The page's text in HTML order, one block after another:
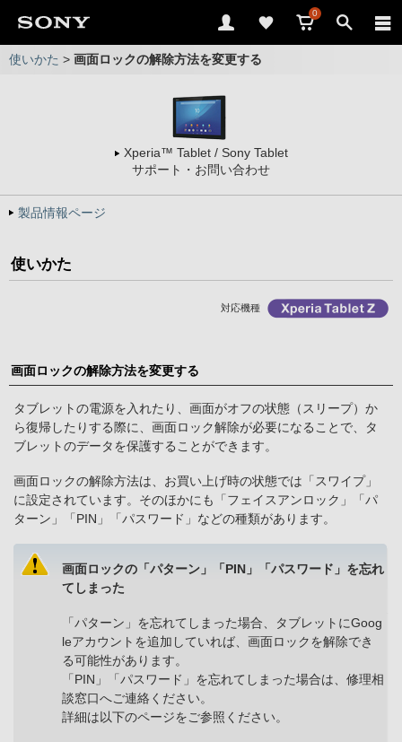
0
使いかた > 画面ロックの解除方法を変更する
Xperia™ Tablet / Sony Tablet
サポート・お問い合わせ
製品情報ページ
使いかた
対応機種
画面ロックの解除方法を変更する
タブレットの電源を入れたり、画面がオフの状態（スリープ）か
ら復帰したりする際に、画面ロック解除が必要になることで、タ
ブレットのデータを保護することができます。
画面ロックの解除方法は、お買い上げ時の状態では「スワイプ」
に設定されています。そのほかにも「フェイスアンロック」「パ
ターン」「PIN」「パスワード」などの種類があります。
画面ロックの「パターン」「PIN」「パスワード」を忘れ
てしまった
「パターン」を忘れてしまった場合、タブレットにGoog
leアカウントを追加していれば、画面ロックを解除でき
る可能性があります。
「PIN」「パスワード」を忘れてしまった場合は、修理相
談窓口へご連絡ください。
詳細は以下のページをご参照ください。